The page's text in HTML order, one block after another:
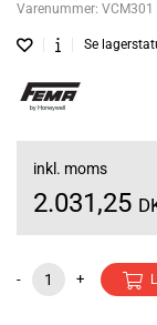
Varenummer: VCM301
Se
inkl. moms
2.031,25
- +